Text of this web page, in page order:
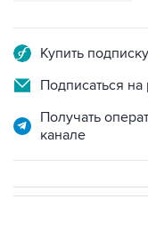
Купить
Подписаться на
Получать
канале